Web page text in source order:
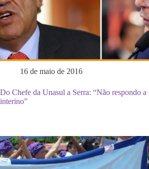
16 de maio de 2016
Do Chefe da Unasul a Serra: “Não respondo a
interino”